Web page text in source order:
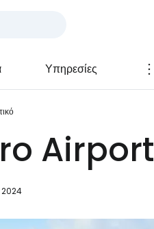
Υπηρεσίες
Airport
2024